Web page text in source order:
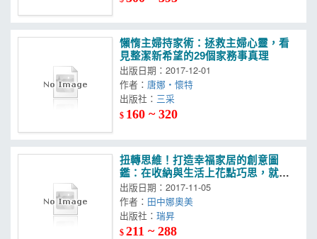
懶惰主婦持家術：拯救主婦心靈，看
見整潔新希望的29個家務事真理
出版日期：2017-12-01
作者： 唐娜‧懷特
出版社：
$ 160 ~ 320
扭轉思維！打造幸福家居的創意圖
鑑：在收納與生活上花點巧思，就能
打造舒適的居家環境
出版日期：2017-11-05
作者： 田中娜奧美
出版社：
$211 ~ 288